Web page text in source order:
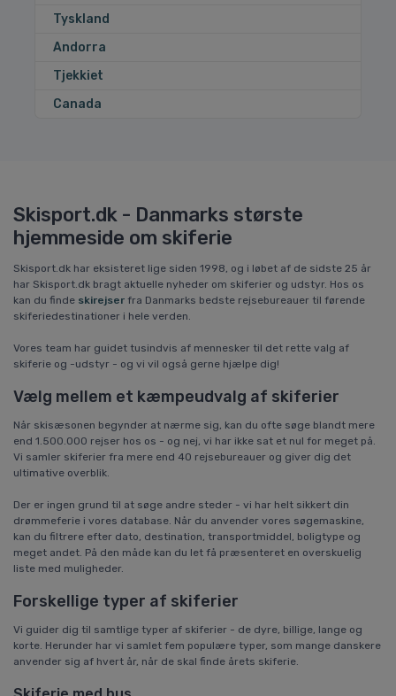
Tyskland
Andorra
Tjekkiet
Canada
Skisport.dk - Danmarks største
hjemmeside om skiferie
Skisport.dk har eksisteret lige siden 1998, og i løbet af de sidste 25 år
har Skisport.dk bragt aktuelle nyheder om skiferier og udstyr. Hos os
kan du finde skirejser fra Danmarks bedste rejsebureauer til førende
skiferiedestinationer i hele verden.
Vores team har guidet tusindvis af mennesker til det rette valg af
skiferie og -udstyr - og vi vil også gerne hjælpe dig!
Vælg mellem et kæmpeudvalg af skiferier
Når skisæsonen begynder at nærme sig, kan du ofte søge blandt mere
end 1.500.000 rejser hos os - og nej, vi har ikke sat et nul for meget på.
Vi samler skiferier fra mere end 40 rejsebureauer og giver dig det
ultimative overblik.
Der er ingen grund til at søge andre steder - vi har helt sikkert din
drømmeferie i vores database. Når du anvender vores søgemaskine,
kan du filtrere efter dato, destination, transportmiddel, boligtype og
meget andet. På den måde kan du let få præsenteret en overskuelig
liste med muligheder.
Forskellige typer af skiferier
Vi guider dig til samtlige typer af skiferier - de dyre, billige, lange og
korte. Herunder har vi samlet fem populære typer, som mange danskere
anvender sig af hvert år, når de skal finde årets skiferie.